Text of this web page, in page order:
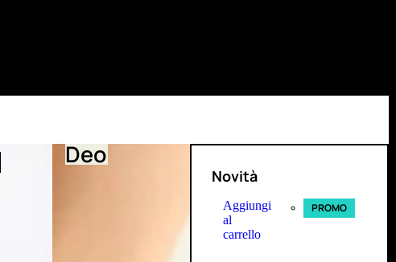
Deo
Novità
Aggiungi
al
carrello
PROMO